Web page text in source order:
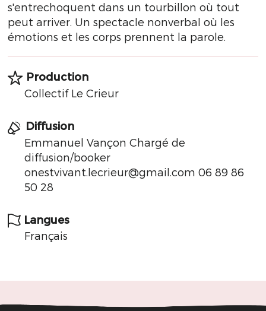
s'entrechoquent dans un tourbillon où tout
peut arriver. Un spectacle nonverbal où les
émotions et les corps prennent la parole.
Production
Collectif Le Crieur
Diffusion
Emmanuel Vançon Chargé de
diffusion/booker
onestvivant.lecrieur@gmail.com 06 89 86
50 28
Langues
Français